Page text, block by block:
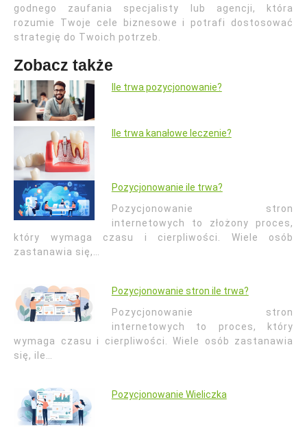
godnego zaufania specjalisty lub agencji, która
rozumie Twoje cele biznesowe i potrafi dostosować
strategię do Twoich potrzeb.
Zobacz także
Ile trwa pozycjonowanie?
Ile trwa kanałowe leczenie?
Pozycjonowanie ile trwa?
Pozycjonowanie stron
internetowych to złożony proces,
który wymaga czasu i cierpliwości. Wiele osób
zastanawia się,…
Pozycjonowanie stron ile trwa?
Pozycjonowanie stron
internetowych to proces, który
wymaga czasu i cierpliwości. Wiele osób zastanawia
się, ile…
Pozycjonowanie Wieliczka